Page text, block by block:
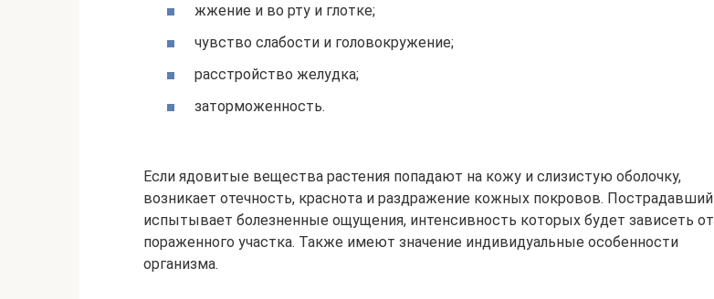
жжение и во рту и глотке;
чувство слабости и головокружение;
расстройство желудка;
заторможенность.
Если ядовитые вещества растения попадают на кожу и слизистую оболочку,
возникает отечность, краснота и раздражение кожных покровов. Пострадавший
испытывает болезненные ощущения, интенсивность которых будет зависеть от
пораженного участка. Также имеют значение индивидуальные особенности
организма.